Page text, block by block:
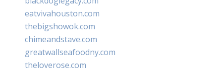
eatvivahouston.com
thebigshowok.com
chimeandstave.com
greatwallseafoodny.com
theloverose.com